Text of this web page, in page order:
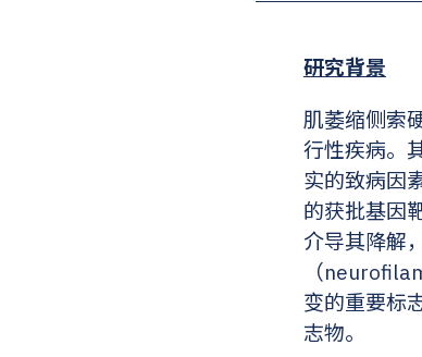
研究背景
肌萎缩侧索
行性疾病。
实的致病因
的获批基因
介导其降解
（
变的重要标
志物。